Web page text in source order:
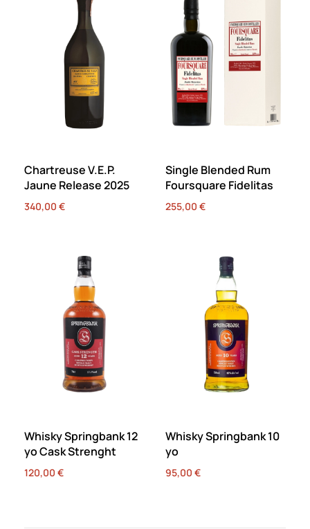
Chartreuse V.E.P.
Jaune Release 2025
340,00 €
Single Blended Rum
Foursquare Fidelitas
255,00 €
Whisky Springbank 12
yo Cask Strenght
120,00 €
Whisky Springbank 10
yo
95,00 €